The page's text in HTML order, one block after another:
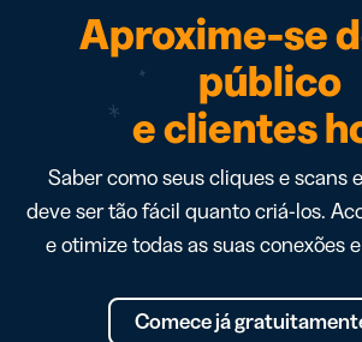
Aproxime-se
público
e clientes
Saber como seus cliques e scans
deve ser tão fácil quanto criá-los.
e otimize todas as suas conexões
Comece já